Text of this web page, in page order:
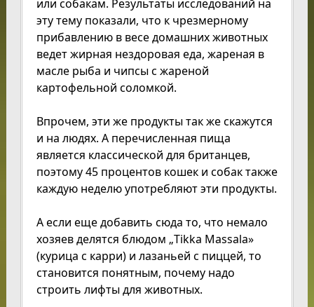
или собакам. Результаты исследований на
эту тему показали, что к чрезмерному
прибавлению в весе домашних животных
ведет жирная нездоровая еда, жареная в
масле рыба и чипсы с жареной
картофельной соломкой.
Впрочем, эти же продукты так же скажутся
и на людях. А перечисленная пища
является классической для британцев,
поэтому 45 процентов кошек и собак также
каждую неделю употребляют эти продукты.
А если еще добавить сюда то, что немало
хозяев делятся блюдом „Tikka Massala»
(курица с карри) и лазаньей с пиццей, то
становится понятным, почему надо
строить лифты для животных.